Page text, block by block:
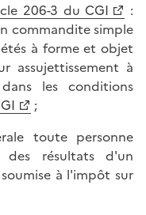
206-3 du CGI
:
commandite simple
à forme et objet
assujettissement à
les conditions
;
toute personne
résultats d'un
à l'impôt sur